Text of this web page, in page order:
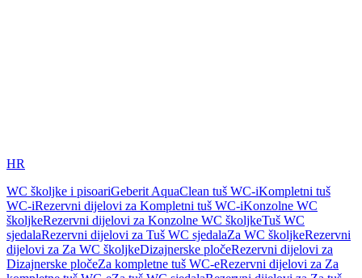
HR
WC školjke i pisoariGeberit AquaClean tuš WC-iKompletni tuš
WC-iRezervni dijelovi za Kompletni tuš WC-iKonzolne WC
školjkeRezervni dijelovi za Konzolne WC školjkeTuš WC
sjedalaRezervni dijelovi za Tuš WC sjedalaZa WC školjkeRezervni
dijelovi za Za WC školjkeDizajnerske pločeRezervni dijelovi za
Dizajnerske pločeZa kompletne tuš WC-eRezervni dijelovi za Za